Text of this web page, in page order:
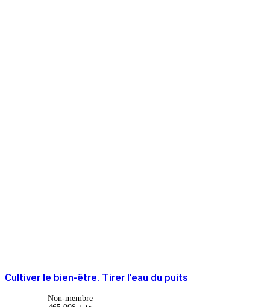
Cultiver le bien-être. Tirer l’eau du puits
Non-membre